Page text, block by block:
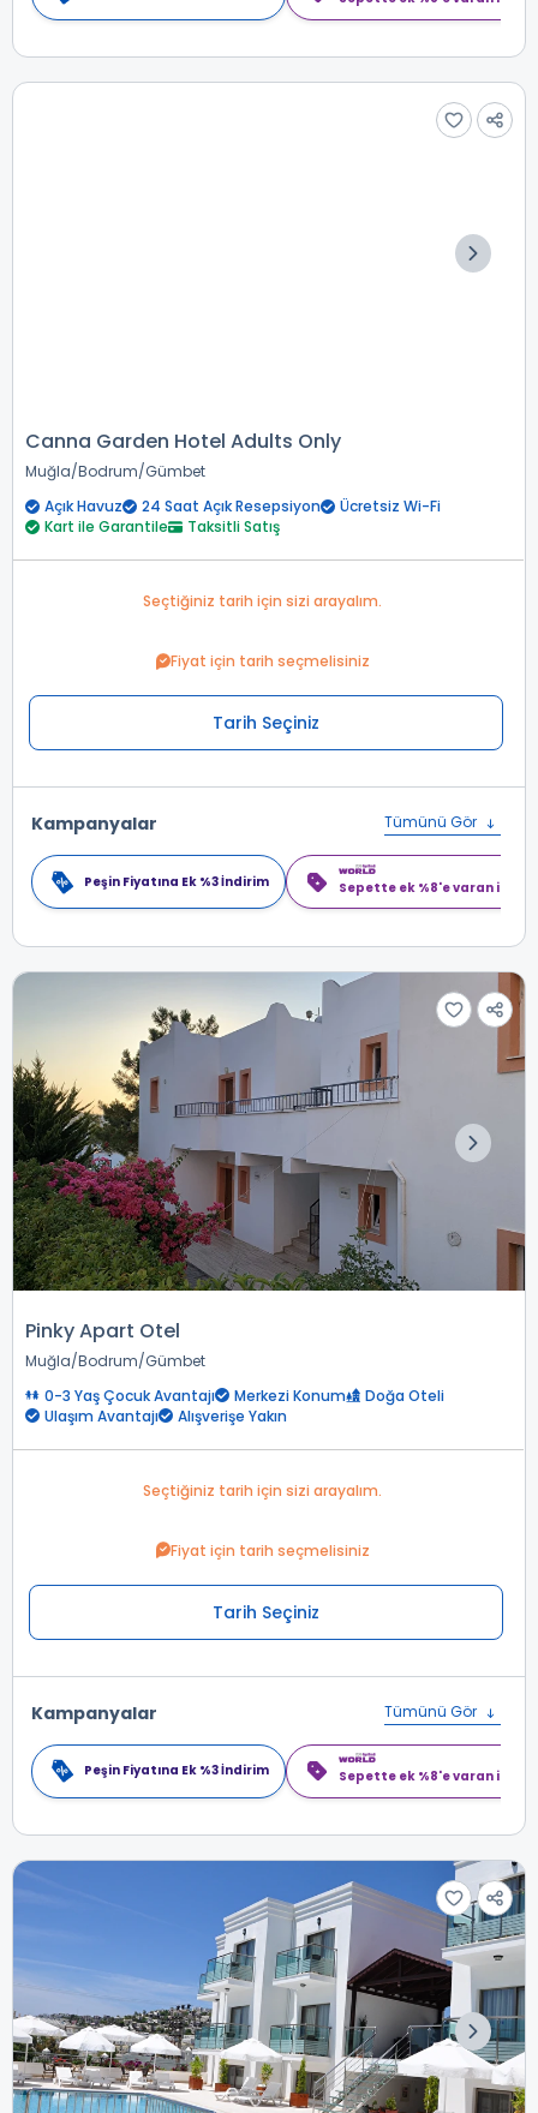
Canna Garden Hotel Adults Only
Muğla Bodrum Gümbet
Açık Havuz
24 Saat Açık Resepsiyon
Ücretsiz Wi-Fi
Kart ile Garantile
Taksitli Satış
Seçtiğiniz tarih için sizi arayalım.
Fiyat için tarih seçmelisiniz
Tarih Seçiniz
Kampanyalar Tümünü Gör
Peşin Fiyatına Ek %3 İndirim Sepette ek %8'e varan
Pinky Apart Otel
Muğla Bodrum Gümbet
0-3 Yaş Çocuk Avantajı
Merkezi Konum
Doğa Oteli
Ulaşım Avantajı
Alışverişe Yakın
Seçtiğiniz tarih için sizi arayalım.
Fiyat için tarih seçmelisiniz
Tarih Seçiniz
Kampanyalar Tümünü Gör
Peşin Fiyatına Ek %3 İndirim Sepette ek %8'e varan